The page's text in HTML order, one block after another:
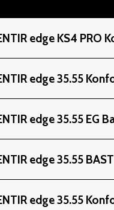
edge KS4 PRO
edge 35.55
edge 35.55 EG
edge 35.55
edge 35.55